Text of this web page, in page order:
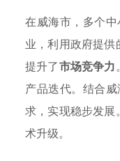
在威海市，多个
业，利用政府提
提升了市场竞争力
产品迭代。结合
求，实现稳步发
术升级。